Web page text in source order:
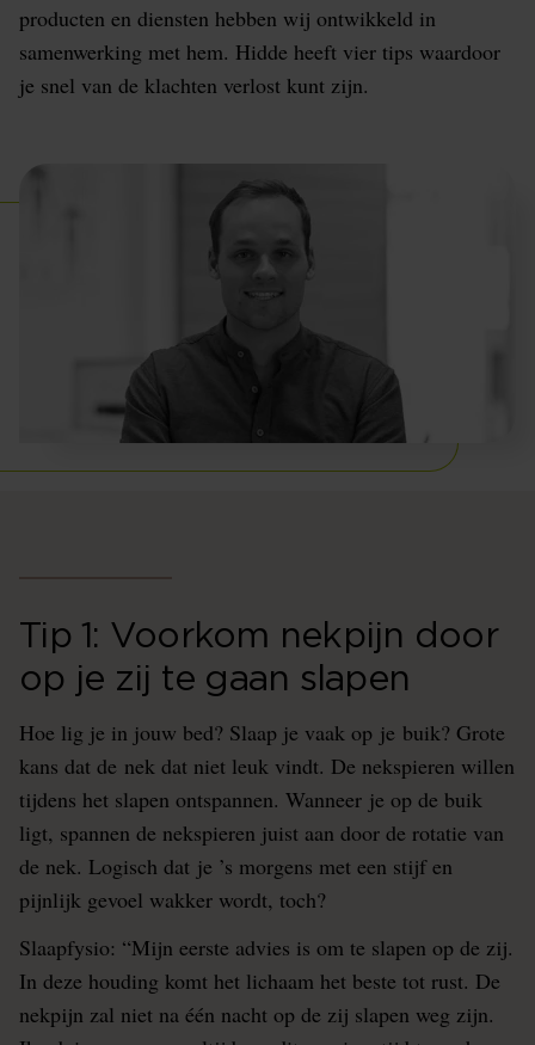
producten en diensten hebben wij ontwikkeld in
samenwerking met hem. Hidde heeft vier tips waardoor
je snel van de klachten verlost kunt zijn.
Tip 1: Voorkom nekpijn door
op je zij te gaan slapen
Hoe lig je in jouw bed? Slaap je vaak op je buik? Grote
kans dat de nek dat niet leuk vindt. De nekspieren willen
tijdens het slapen ontspannen. Wanneer je op de buik
ligt, spannen de nekspieren juist aan door de rotatie van
de nek. Logisch dat je ’s morgens met een stijf en
pijnlijk gevoel wakker wordt, toch?
Slaapfysio: “Mijn eerste advies is om te slapen op de zij.
In deze houding komt het lichaam het beste tot rust. De
nekpijn zal niet na één nacht op de zij slapen weg zijn.